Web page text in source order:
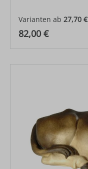
Varianten ab 27,70 €
Regulärer Preis:
82,00 €